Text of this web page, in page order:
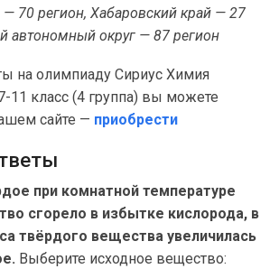
— 70 регион, Хабаровский край — 27
автономный округ — 87 регион
на олимпиаду Сириус Химия
11 класс (4 группа) вы можете
сайте — приобрести
при комнатной температуре
сгорело в избытке кислорода, в
твёрдого вещества увеличилась
Выберите исходное вещество: